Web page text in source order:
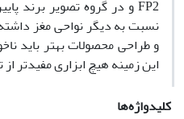
نسبت به دیگر نواحی مغز
و طراحی محصولات بهتر باید
این زمینه هیچ ابزاری مفیدتر
کلیدواژه‌ها